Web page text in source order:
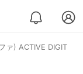
ァ) ACTIVE DIGIT